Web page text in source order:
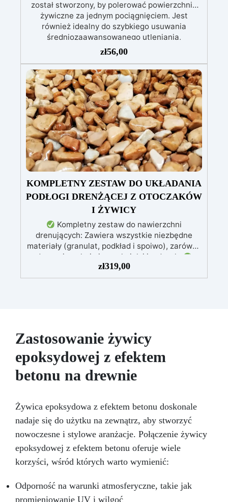
został stworzony, by polerować powierzchnie
żywiczne za jednym pociągnięciem. Jest
również idealny do szybkiego usuwania
średniozaawansowanego utleniania,
delikatnych zadrapań, skaz i innych drobnych
defektów na żywicznej powierzchni. Ten krem
usuwa defekty pozostawione przez środki
ścierne o ziarnistości P1500 lub mniejszej i
pozostawia wspaniałe wykończenie
pozbawione niedoskonałości nawet na
ciemniejszych żelkotach, które mogą sprawiać
więcej trudności.
zł56,00
KOMPLETNY ZESTAW DO UKŁADANIA
PODŁOGI DRENŻĄCEJ Z OTOCZAKÓW
I ŻYWICY
Kompletny zestaw do nawierzchni
drenujących: Zawiera wszystkie niezbędne
materiały (granulat, podkład i spoiwo), zarówno
do powierzchni pieszych, jak i jezdnych.
Łatwy w aplikacji: Szczegółowe instrukcje
zapewniają doskonałe rezultaty, nawet bez
naprawczych, w zaledwie 24 godziny.
Wszechstronny i personalizowany: Nadaje się
do betonu, cementu, starych nawierzchni i
ziemi utwardzonej (po wcześniejszej
konsultacji).
Żywice odporne na upływ
przez wiele lat.
zł319,00
Zastosowanie żywicy
epoksydowej z efektem
betonu na drewnie
Żywica epoksydowa z efektem betonu doskonale
nadaje się do użytku na zewnątrz, aby stworzyć
nowoczesne i stylowe aranżacje. Połączenie żywicy
epoksydowej z efektem betonu oferuje wiele
korzyści, wśród których warto wymienić:
Odporność na warunki atmosferyczne, takie jak
promieniowanie UV i wilgoć